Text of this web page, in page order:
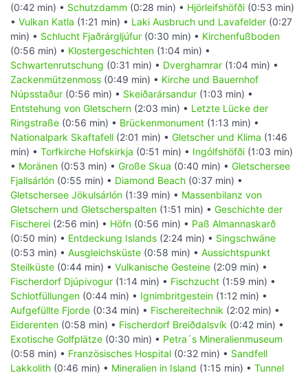
(0:42 min) • Schutzdamm (0:28 min) • Hjörleifshöfði (0:53 min)
• Vulkan Katla (1:21 min) • Laki Ausbruch und Lavafelder (0:27
min) • Schlucht Fjaðrárgljúfur (0:30 min) • Kirchenfußboden
(0:56 min) • Klostergeschichten (1:04 min) •
Schwartenrutschung (0:31 min) • Dverghamrar (1:04 min) •
Zackenmützenmoss (0:49 min) • Kirche und Bauernhof
Núpsstaður (0:56 min) • Skeiðarársandur (1:03 min) •
Entstehung von Gletschern (2:03 min) • Letzte Lücke der
Ringstraße (0:56 min) • Brückenmonument (1:13 min) •
Nationalpark Skaftafell (2:01 min) • Gletscher und Klima (1:46
min) • Torfkirche Hofskirkja (0:51 min) • Ingólfshöfði (1:03 min)
• Moränen (0:53 min) • Große Skua (0:40 min) • Gletschersee
Fjallsárlón (0:55 min) • Diamond Beach (0:37 min) •
Gletschersee Jökulsárlón (1:39 min) • Massenbilanz von
Gletschern und Gletscherspalten (1:51 min) • Geschichte der
Fischerei (2:56 min) • Höfn (0:56 min) • Paß Almannaskarð
(0:50 min) • Entdeckung Islands (2:24 min) • Singschwäne
(0:53 min) • Ausgleichsküste (0:58 min) • Aussichtspunkt
Steilküste (0:44 min) • Vulkanische Gesteine (2:09 min) •
Fischerdorf Djúpivogur (1:14 min) • Fischzucht (1:59 min) •
Schlotfüllungen (0:44 min) • Ignimbritgestein (1:12 min) •
Aufgefüllte Fjorde (0:34 min) • Fischereitechnik (2:02 min) •
Eiderenten (0:58 min) • Fischerdorf Breiðdalsvík (0:42 min) •
Exotische Golfplätze (0:30 min) • Petra´s Mineralienmuseum
(0:58 min) • Französisches Hospital (0:32 min) • Sandfell
Lakkolith (0:46 min) • Mineralien in Island (1:15 min) • Tunnel